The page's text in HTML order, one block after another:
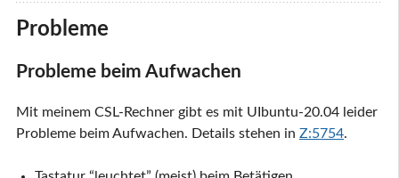
Probleme
Probleme beim Aufwachen
Mit meinem CSL-Rechner gibt es mit UIbuntu-20.04 leider
Probleme beim Aufwachen. Details stehen in Z:5754.